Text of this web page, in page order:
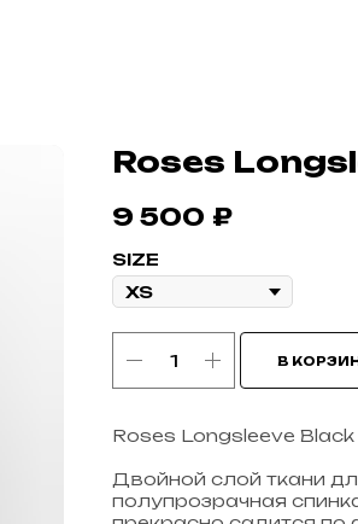
Roses
9 500 ₽
SIZE
В
Roses Longsleeve Black
Двойной слой ткани
полупрозрачная